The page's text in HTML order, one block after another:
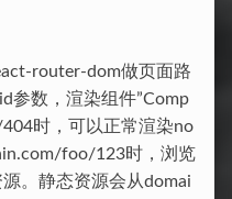
router-dom做页面路
参数，渲染组件”Comp
时，可以正常渲染no
foo/123时，浏览
。静态资源会从domai